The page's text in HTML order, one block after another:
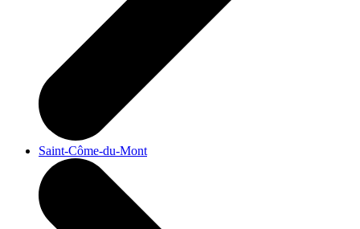
Saint-Côme-du-Mont